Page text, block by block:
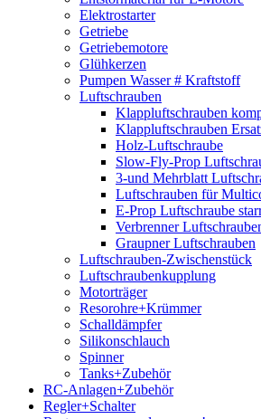
Elektrostarter
Getriebe
Getriebemotore
Glühkerzen
Pumpen Wasser # Kraftstoff
Luftschrauben
Klappluftschrauben
Klappluftschrauben
Holz-Luftschraube
Slow-Fly-Prop
3-und Mehrblatt
Luftschrauben für
E-Prop Luftschraube
Verbrenner
Graupner Luftschrauben
Luftschrauben-Zwischenstück
Luftschraubenkupplung
Motorträger
Resorohre+Krümmer
Schalldämpfer
Silikonschlauch
Spinner
Tanks+Zubehör
RC-Anlagen+Zubehör
Regler+Schalter